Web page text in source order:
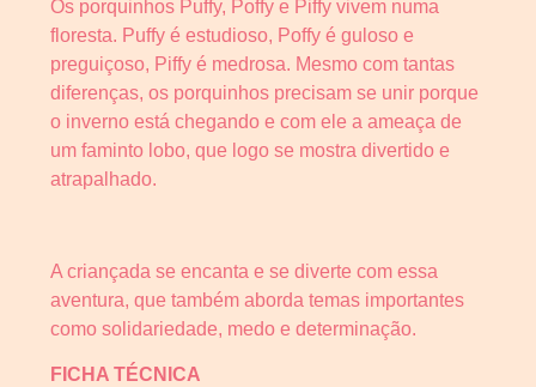
Os porquinhos Puffy, Poffy e Piffy vivem numa
floresta. Puffy é estudioso, Poffy é guloso e
preguiçoso, Piffy é medrosa. Mesmo com tantas
diferenças, os porquinhos precisam se unir porque
o inverno está chegando e com ele a ameaça de
um faminto lobo, que logo se mostra divertido e
atrapalhado.
A criançada se encanta e se diverte com essa
aventura, que também aborda temas importantes
como solidariedade, medo e determinação.
FICHA TÉCNICA